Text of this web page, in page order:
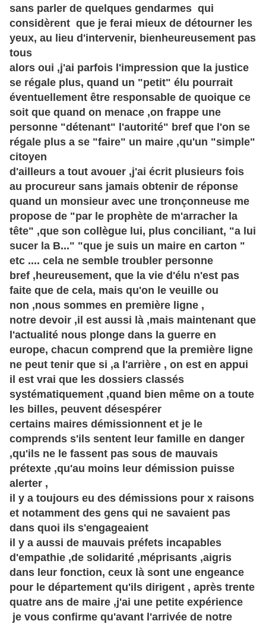
sans parler de quelques gendarmes qui
considèrent que je ferai mieux de détourner les
yeux, au lieu d'intervenir, bienheureusement pas
tous
alors oui ,j'ai parfois l'impression que la justice
se régale plus, quand un "petit" élu pourrait
éventuellement être responsable de quoique ce
soit que quand on menace ,on frappe une
personne "détenant" l'autorité" bref que l'on se
régale plus a se "faire" un maire ,qu'un "simple"
citoyen
d'ailleurs a tout avouer ,j'ai écrit plusieurs fois
au procureur sans jamais obtenir de réponse
quand un monsieur avec une tronçonneuse me
propose de "par le prophète de m'arracher la
tête" ,que son collègue lui, plus conciliant, "a lui
sucer la B..." "que je suis un maire en carton "
etc .... cela ne semble troubler personne
bref ,heureusement, que la vie d'élu n'est pas
faite que de cela, mais qu'on le veuille ou
non ,nous sommes en première ligne ,
notre devoir ,il est aussi là ,mais maintenant que
l'actualité nous plonge dans la guerre en
europe, chacun comprend que la première ligne
ne peut tenir que si ,a l'arrière , on est en appui
il est vrai que les dossiers classés
systématiquement ,quand bien même on a toute
les billes, peuvent désespérer
certains maires démissionnent et je le
comprends s'ils sentent leur famille en danger
,qu'ils ne le fassent pas sous de mauvais
prétexte ,qu'au moins leur démission puisse
alerter ,
il y a toujours eu des démissions pour x raisons
et notamment des gens qui ne savaient pas
dans quoi ils s'engageaient
il y a aussi de mauvais préfets incapables
d'empathie ,de solidarité ,méprisants ,aigris
dans leur fonction, ceux là sont une engeance
pour le département qu'ils dirigent , après trente
quatre ans de maire ,j'ai une petite expérience
je vous confirme qu'avant l'arrivée de notre